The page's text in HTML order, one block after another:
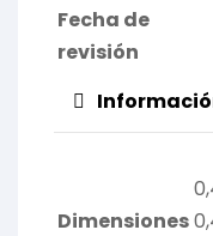
Fecha de
revisión
Dimensiones